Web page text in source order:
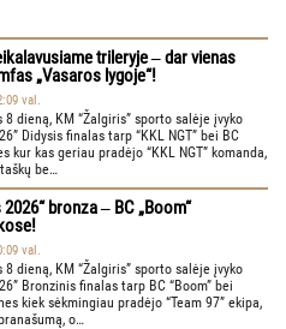
trileryje ‒ dar vienas
„Vasaros lygoje“!
val.
dieną, KM “Žalgiris” sporto salėje įvyko
Didysis finalas tarp “KKL NGT” bei BC
kur kas geriau pradėjo “KKL NGT” komanda,
be…
bronza ‒ BC „Boom“
val.
dieną, KM “Žalgiris” sporto salėje įvyko
Bronzinis finalas tarp BC “Boom” bei
kiek sėkmingiau pradėjo “Team 97” ekipa,
o…